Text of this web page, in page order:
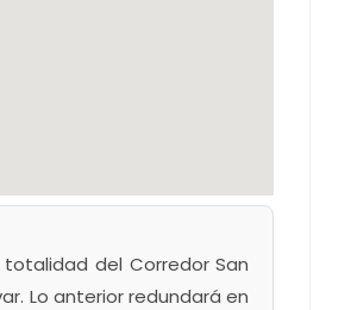
del Corredor San
Lo anterior redundará en